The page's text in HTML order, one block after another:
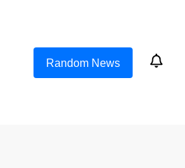
Random News